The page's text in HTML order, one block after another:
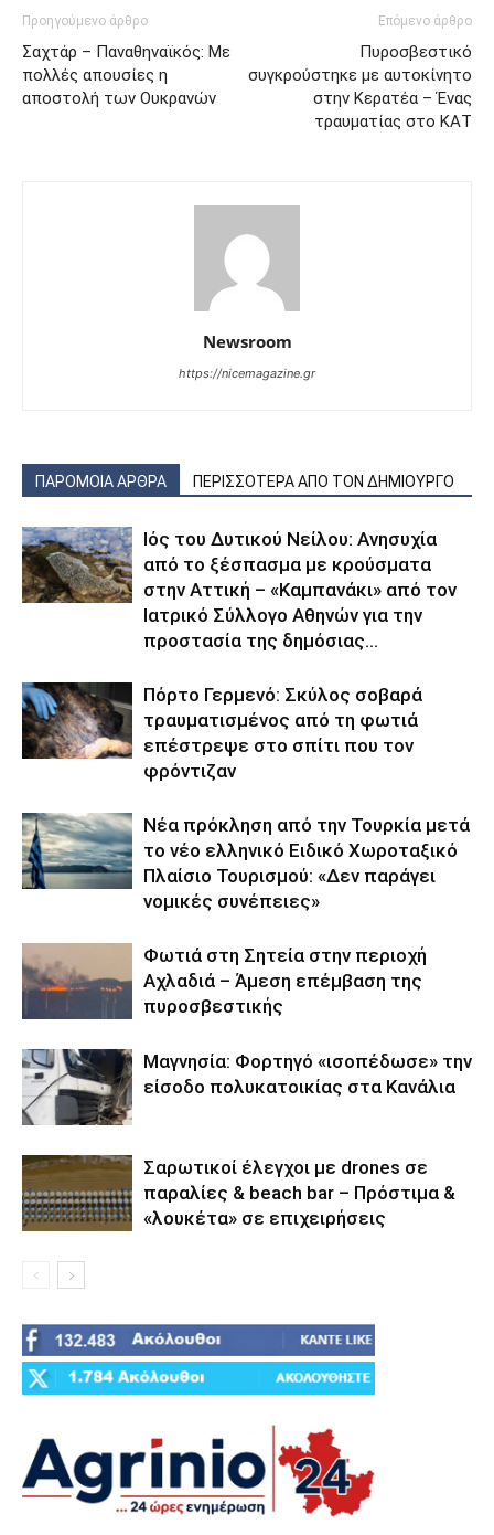
Προηγούμενο άρθρο
Σαχτάρ – Παναθηναϊκός: Με
πολλές απουσίες η
αποστολή των Ουκρανών
Επόμενο άρθρο
Πυροσβεστικό
συγκρούστηκε με αυτοκίνητο
στην Κερατέα – Ένας
τραυματίας στο ΚΑΤ
Newsroom
https://nicemagazine.gr
ΠΑΡΟΜΟΙΑ ΑΡΘΡΑ ΠΕΡΙΣΣΟΤΕΡΑ ΑΠΟ ΤΟΝ ΔΗΜΙΟΥΡΓΟ
Ιός του Δυτικού Νείλου: Ανησυχία
από το ξέσπασμα με κρούσματα
στην Αττική – «Καμπανάκι» από τον
Ιατρικό Σύλλογο Αθηνών για την
προστασία της δημόσιας...
Πόρτο Γερμενό: Σκύλος σοβαρά
τραυματισμένος από τη φωτιά
επέστρεψε στο σπίτι που τον
φρόντιζαν
Νέα πρόκληση από την Τουρκία μετά
το νέο ελληνικό Ειδικό Χωροταξικό
Πλαίσιο Τουρισμού: «Δεν παράγει
νομικές συνέπειες»
Φωτιά στη Σητεία στην περιοχή
Αχλαδιά – Άμεση επέμβαση της
πυροσβεστικής
Μαγνησία: Φορτηγό «ισοπέδωσε» την
είσοδο πολυκατοικίας στα Κανάλια
Σαρωτικοί έλεγχοι με drones σε
παραλίες & beach bar – Πρόστιμα &
«λουκέτα» σε επιχειρήσεις